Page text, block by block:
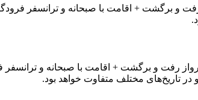
در هتل 4 ستاره متوسط در سال 1402 همراه با پرواز رفت و برگشت +
کیش با اقامت در هتل 5 ستاره لوکس در سال 1402 همراه با پرواز رفت و
تاریخ‌های مختلف متفاوت خواهد بود.